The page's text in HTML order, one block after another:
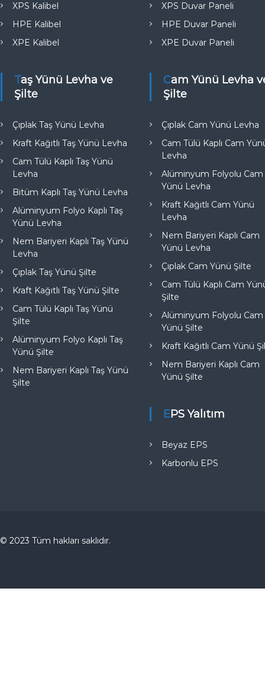
XPS Kalibel
HPE Kalibel
XPE Kalibel
Taş Yünü Levha ve
Şilte
Çıplak Taş Yünü Levha
Kraft Kağıtlı Taş Yünü Levha
Cam Tülü Kaplı Taş Yünü
Levha
Bitüm Kaplı Taş Yünü Levha
Alüminyum Folyo Kaplı Taş
Yünü Levha
Nem Bariyeri Kaplı Taş Yünü
Levha
Çıplak Taş Yünü Şilte
Kraft Kağıtlı Taş Yünü Şilte
Cam Tülü Kaplı Taş Yünü
Şilte
Alüminyum Folyo Kaplı Taş
Yünü Şilte
Nem Bariyeri Kaplı Taş Yünü
Şilte
XPS Duvar Paneli
HPE Duvar Paneli
XPE Duvar Paneli
Cam Yünü Levha ve
Şilte
Çıplak Cam Yünü Levha
Cam Tülü Kaplı Cam
Levha
Alüminyum Folyolu Cam
Yünü Levha
Kraft Kağıtlı Cam Yünü
Levha
Nem Bariyeri Kaplı Cam
Yünü Levha
Çıplak Cam Yünü Şilte
Cam Tülü Kaplı Cam
Şilte
Alüminyum Folyolu Cam
Yünü Şilte
Kraft Kağıtlı Cam Yünü
Nem Bariyeri Kaplı Cam
Yünü Şilte
EPS Yalıtım
Beyaz EPS
Karbonlu EPS
© 2023 Tüm hakları saklıdır.